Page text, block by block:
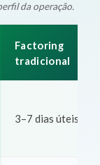
da operação.
Factoring
tradicional
3–7 dias úteis